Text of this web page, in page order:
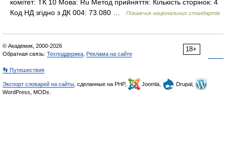
комітет: ТК 10 Мова: Ru Метод прийняття: Кількість сторінок: 4
Код НД згідно з ДК 004: 73.080 …
Покажчик національних стандартів
18+
© Академик, 2000-2026
Обратная связь: Техподдержка Реклама на сайте
👣 Путешествия
Экспорт словарей на сайты , сделанные на PHP, Joomla,
Drupal,
WordPress, MODx.